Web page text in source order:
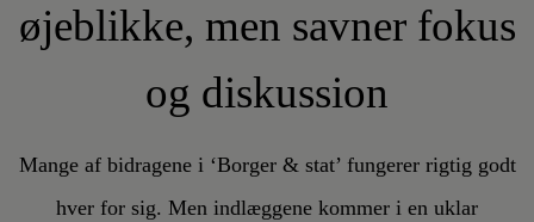
øjeblikke, men savner fokus
og diskussion
Mange af bidragene i ‘Borger & stat’ fungerer rigtig godt
hver for sig. Men indlæggene kommer i en uklar